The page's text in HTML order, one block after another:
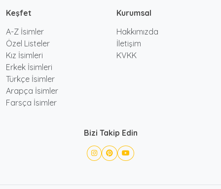
Keşfet
A-Z İsimler
Özel Listeler
Kız İsimleri
Erkek İsimleri
Türkçe İsimler
Arapça İsimler
Farsça İsimler
Kurumsal
Hakkımızda
İletişim
KVKK
Bizi Takip Edin